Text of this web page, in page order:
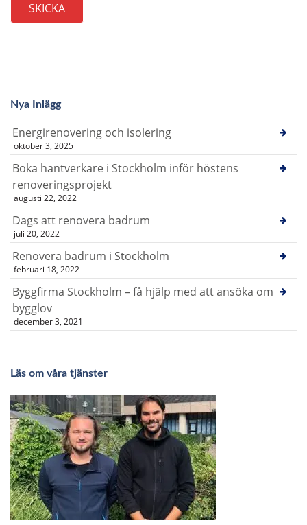
Nya Inlägg
Energirenovering och isolering
oktober 3, 2025
Boka hantverkare i Stockholm inför höstens
renoveringsprojekt
augusti 22, 2022
Dags att renovera badrum
juli 20, 2022
Renovera badrum i Stockholm
februari 18, 2022
Byggfirma Stockholm – få hjälp med att ansöka om
bygglov
december 3, 2021
Läs om våra tjänster